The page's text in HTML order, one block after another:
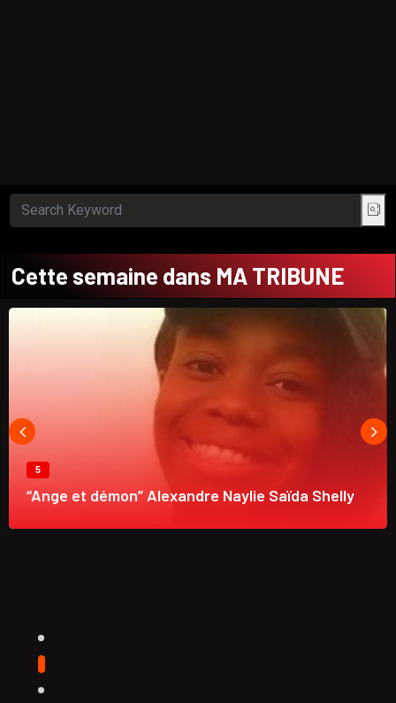
Cette semaine dans MA TRIBUNE
5
“Ange et démon” Alexandre Naylie Saïda Shelly